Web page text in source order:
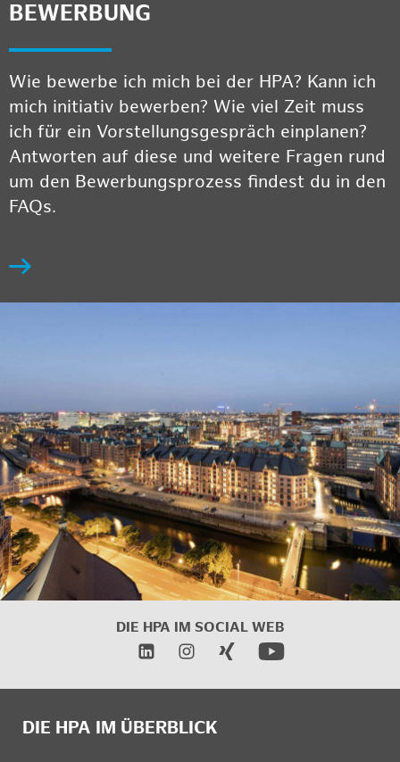
BEWERBUNG
Wie bewerbe ich mich bei der HPA? Kann ich
mich initiativ bewerben? Wie viel Zeit muss
ich für ein Vorstellungsgespräch einplanen?
Antworten auf diese und weitere Fragen rund
um den Bewerbungsprozess findest du in den
FAQs.
DIE HPA IM SOCIAL WEB
DIE HPA IM ÜBERBLICK